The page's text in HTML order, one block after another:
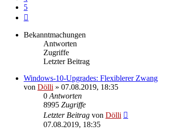
5
Bekanntmachungen
Antworten
Zugriffe
Letzter Beitrag
Windows-10-Upgrades: Flexiblerer Zwang
von Dölli » 07.08.2019, 18:35
0 Antworten
8995 Zugriffe
Letzter Beitrag von Dölli
07.08.2019, 18:35